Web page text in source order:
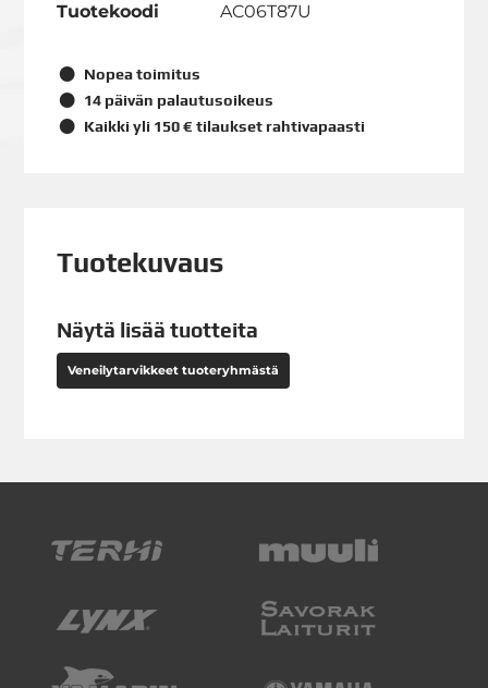
Tuotekoodi AC06T87U
Nopea toimitus
14 päivän palautusoikeus
Kaikki yli 150 € tilaukset rahtivapaasti
Tuotekuvaus
Näytä lisää tuotteita
Veneilytarvikkeet tuoteryhmästä